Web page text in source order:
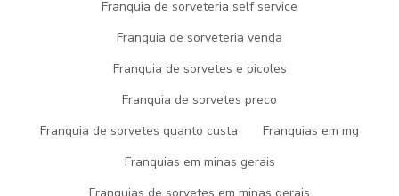
Franquia de sorveteria self service
Franquia de sorveteria venda
Franquia de sorvetes e picoles
Franquia de sorvetes preco
Franquia de sorvetes quanto custa
Franquias em mg
Franquias em minas gerais
sorvete artesanal SP . Temos uma equipe com profissionais
que possuem amplo conhecimento no ramo e terão grande
satisfação em melhor te atender.
VEJA ABAIXO ALGUNS
DETALHES SOBRE A PICOGEL
SORVETES